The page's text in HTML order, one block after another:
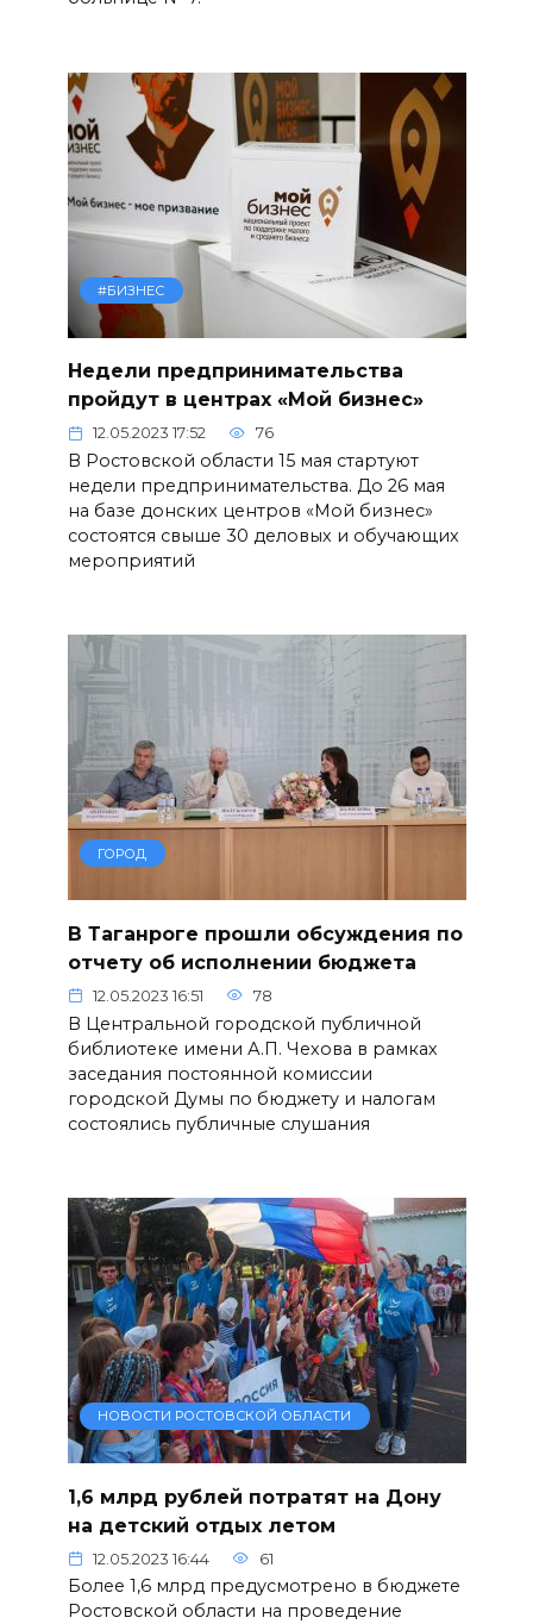
#БИЗНЕС
Недели предпринимательства
пройдут в центрах «Мой бизнес»
12.05.2023 17:52 76
В Ростовской области 15 мая стартуют
недели предпринимательства. До 26 мая
на базе донских центров «Мой бизнес»
состоятся свыше 30 деловых и обучающих
мероприятий
ГОРОД
В Таганроге прошли обсуждения по
отчету об исполнении бюджета
12.05.2023 16:51 78
В Центральной городской публичной
библиотеке имени А.П. Чехова в рамках
заседания постоянной комиссии
городской Думы по бюджету и налогам
состоялись публичные слушания
НОВОСТИ РОСТОВСКОЙ ОБЛАСТИ
1,6 млрд рублей потратят на Дону
на детский отдых летом
12.05.2023 16:44 61
Более 1,6 млрд предусмотрено в бюджете
Ростовской области на проведение